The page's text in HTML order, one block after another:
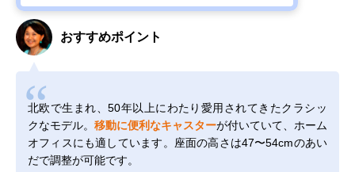
おすすめポイント
北欧で生まれ、50年以上にわたり愛用されてきたクラシッ
クなモデル。 移動に便利なキャスターが付いていて、ホーム
オフィスにも適しています。座面の高さは47〜54cmのあい
だで調整が可能です。